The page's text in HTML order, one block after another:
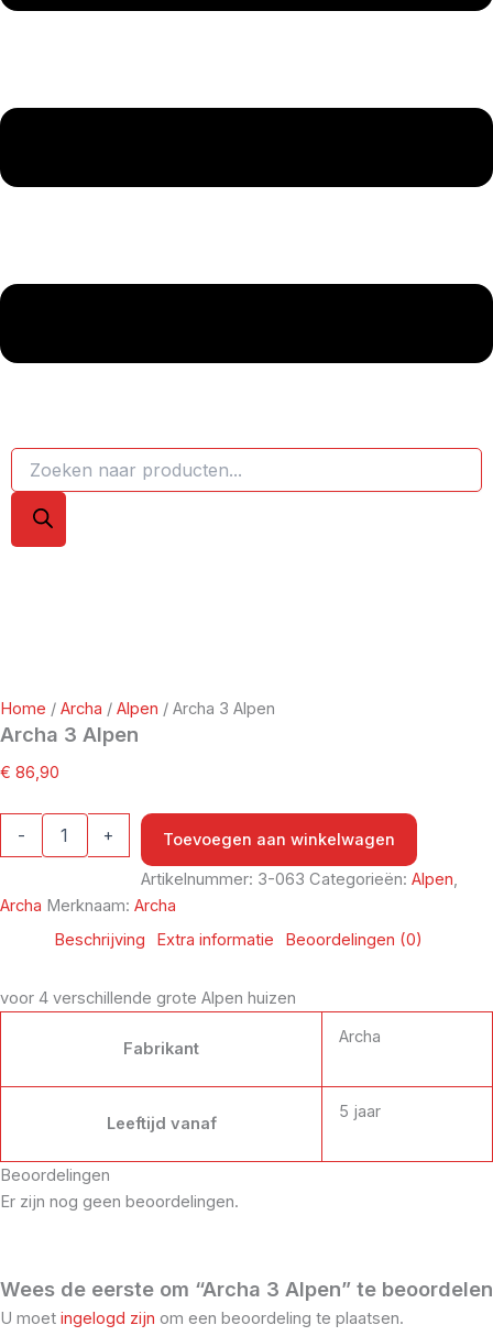
Home / Archa / Alpen / Archa 3 Alpen
Archa 3 Alpen
€ 86,90
- +
Toevoegen aan winkelwagen
Artikelnummer: 3-063Categorieën: Alpen,
Archa Merknaam: Archa
Beschrijving
Extra informatie Beoordelingen (0)
voor 4 verschillende grote Alpen huizen
Fabrikant
Archa
Leeftijd vanaf
5 jaar
Beoordelingen
Er zijn nog geen beoordelingen.
Wees de eerste om “Archa 3 Alpen” te beoordelen
U moet ingelogd zijn om een beoordeling te plaatsen.